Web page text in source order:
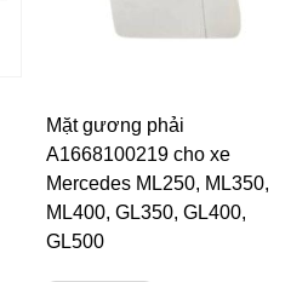
Mặt gương phải
A1668100219 cho xe
Mercedes ML250, ML350,
ML400, GL350, GL400,
GL500